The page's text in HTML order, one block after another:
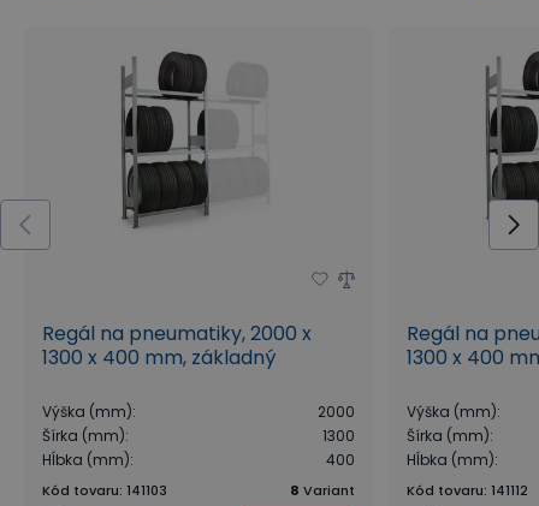
Regál na pneumatiky, 2000 x
1300 x 400 mm, základný
Výška (mm):
2000
Šírka (mm):
1300
Hĺbka (mm): 400
Kód tovaru: 141103 8 Variant
Regál na
1300 x 400
Výška (mm):
Šírka (mm):
Hĺbka (mm):
Kód tovaru: 141112